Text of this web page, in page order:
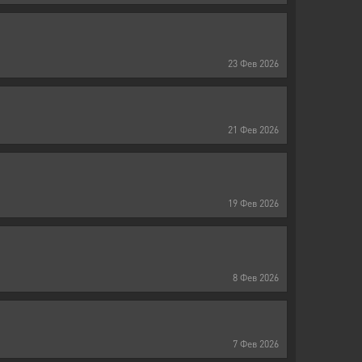
23 Фев 2026
21 Фев 2026
19 Фев 2026
8 Фев 2026
7 Фев 2026